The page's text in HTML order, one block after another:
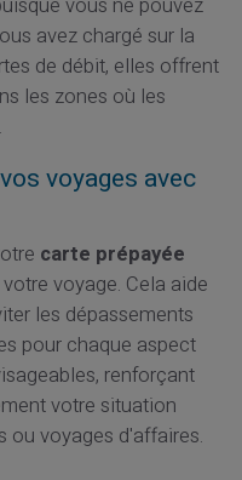
vous ne pouvez
avez chargé sur la
de débit, elles offrent
les zones où les
voyages avec
carte prépayée
voyage. Cela aide
les dépassements
pour chaque aspect
renforçant
votre situation
ou voyages d'affaires.